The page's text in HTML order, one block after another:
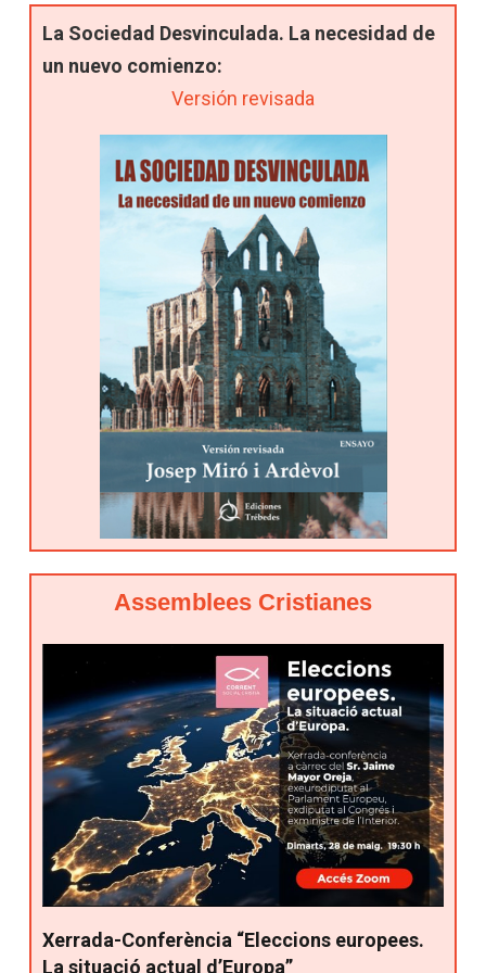
La Sociedad Desvinculada. La necesidad de
un nuevo comienzo:
Versión revisada
Assemblees Cristianes
Xerrada-Conferència “Eleccions europees.
La situació actual d’Europa”